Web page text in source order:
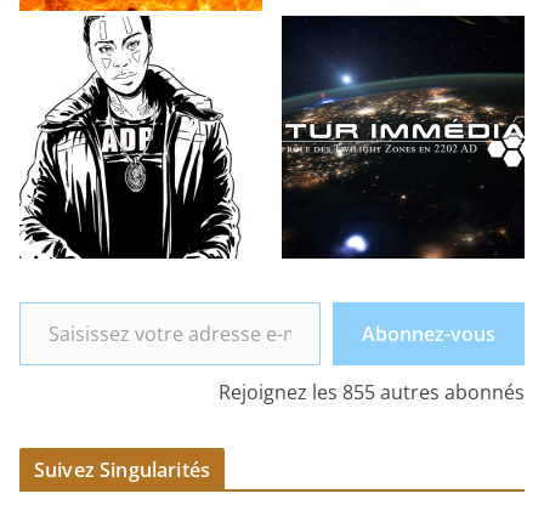
Saisissez votre adresse e-mail…
Abonnez-vous
Rejoignez les 855 autres abonnés
Suivez Singularités